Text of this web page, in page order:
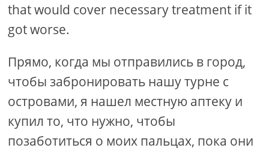
that would cover necessary treatment if it
got worse.
Прямо, когда мы отправились в город,
чтобы забронировать нашу турне с
островами, я нашел местную аптеку и
купил то, что нужно, чтобы
позаботиться о моих пальцах, пока они